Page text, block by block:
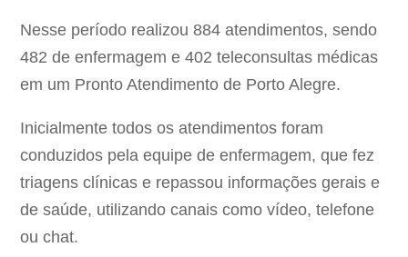
Nesse período realizou 884 atendimentos, sendo
482 de enfermagem e 402 teleconsultas médicas
em um Pronto Atendimento de Porto Alegre.
Inicialmente todos os atendimentos foram
conduzidos pela equipe de enfermagem, que fez
triagens clínicas e repassou informações gerais e
de saúde, utilizando canais como vídeo, telefone
ou chat.